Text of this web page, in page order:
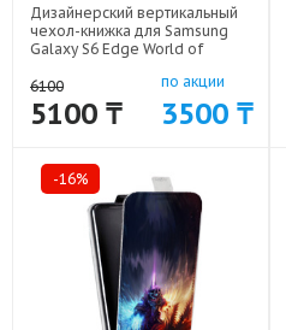
Дизайнерский вертикальный
чехол-книжка для Samsung
Galaxy S6 Edge World of
6100
5100 ₸
по акции
3500 ₸
-16%